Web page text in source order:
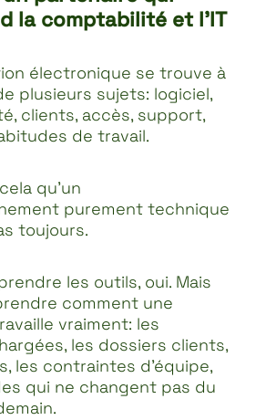
la comptabilité et l’IT
électronique se trouve à
plusieurs sujets: logiciel,
clients, accès, support,
de travail.
qu’un
purement technique
toujours.
les outils, oui. Mais
comment une
vraiment: les
les dossiers clients,
les contraintes d’équipe,
qui ne changent pas du